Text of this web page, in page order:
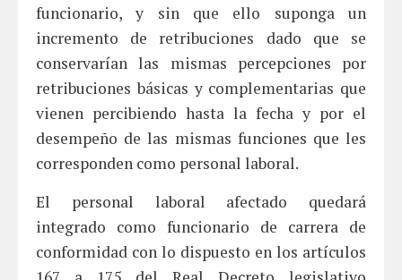
funcionario, y sin que ello suponga un
incremento de retribuciones dado que se
conservarían las mismas percepciones por
retribuciones básicas y complementarias que
vienen percibiendo hasta la fecha y por el
desempeño de las mismas funciones que les
corresponden como personal laboral.
El personal laboral afectado quedará
integrado como funcionario de carrera de
conformidad con lo dispuesto en los artículos